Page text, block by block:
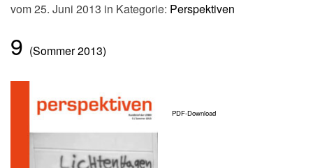
vom 25. Juni 2013 in Kategorie: Perspektiven
9 (Sommer 2013)
PDF-Download